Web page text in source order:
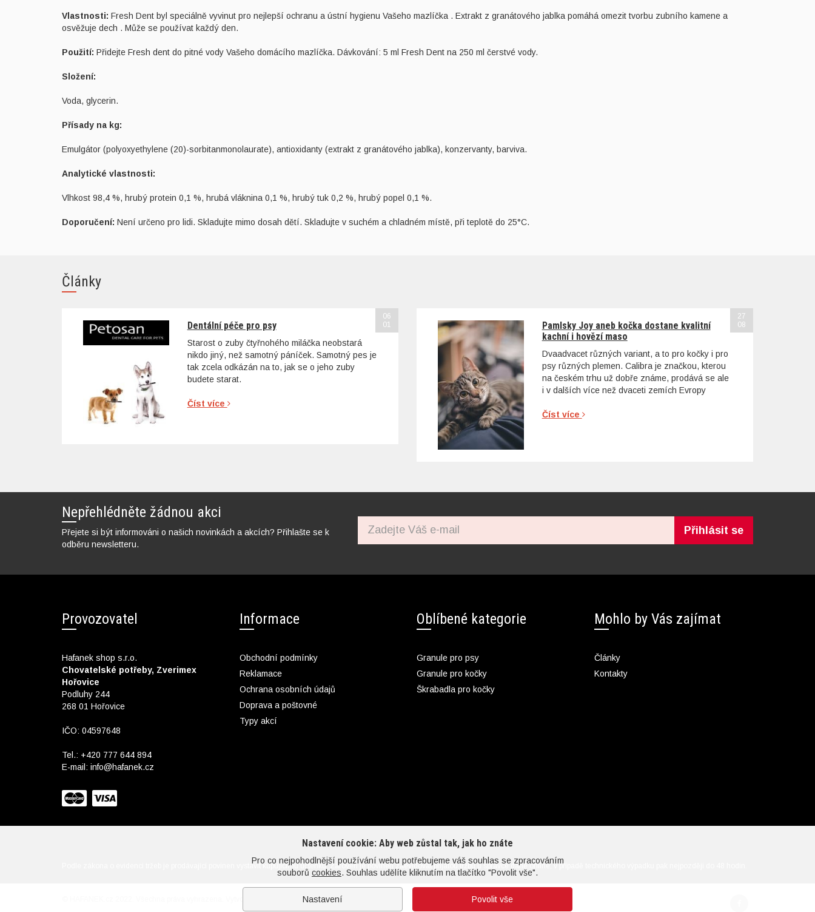
Nastavení cookie: Aby web zůstal tak, jak ho znáte
Pro co nejpohodlnější používání webu potřebujeme váš souhlas se zpracováním
souborů cookies. Souhlas udělíte kliknutím na tlačítko "Povolit vše".
Nastavení Povolit vše
Vlastnosti: Fresh Dent byl speciálně vyvinut pro nejlepší ochranu a ústní hygienu Vašeho mazlíčka . Extrakt z granátového jablka pomáhá omezit tvorbu zubního kamene a
osvěžuje dech . Může se používat každý den.
Použití: Přidejte Fresh dent do pitné vody Vašeho domácího mazlíčka. Dávkování: 5 ml Fresh Dent na 250 ml čerstvé vody.
Složení:
Voda, glycerin.
Přísady na kg:
Emulgátor (polyoxyethylene (20)-sorbitanmonolaurate), antioxidanty (extrakt z granátového jablka), konzervanty, barviva.
Analytické vlastnosti:
Vlhkost 98,4 %, hrubý protein 0,1 %, hrubá vláknina 0,1 %, hrubý tuk 0,2 %, hrubý popel 0,1 %.
Doporučení: Není určeno pro lidi. Skladujte mimo dosah dětí. Skladujte v suchém a chladném místě, při teplotě do 25°C.
Články
Dentální péče pro psy
Starost o zuby čtyřnohého miláčka neobstará
nikdo jiný, než samotný páníček. Samotný pes je
tak zcela odkázán na to, jak se o jeho zuby
budete starat.
Číst více
06
01
Pamlsky Joy aneb kočka dostane kvalitní
kachní i hovězí maso
Dvaadvacet různých variant, a to pro kočky i pro
psy různých plemen. Calibra je značkou, kterou
na českém trhu už dobře známe, prodává se ale
i v dalších více než dvaceti zemích Evropy
Číst více
27
08
Nepřehlédněte žádnou akci
Přejete si být informováni o našich novinkách a akcích? Přihlašte se k
odběru newsletteru.
Přihlásit se
Provozovatel
Hafanek shop s.r.o.
Chovatelské potřeby, Zverimex
Hořovice
Podluhy 244
268 01 Hořovice
IČO: 04597648
Tel.: +420 777 644 894
E-mail: info@hafanek.cz
Informace
Obchodní podmínky
Reklamace
Ochrana osobních údajů
Doprava a poštovné
Typy akcí
Oblíbené kategorie
Granule pro psy
Granule pro kočky
Škrabadla pro kočky
Mohlo by Vás zajímat
Články
Kontakty
Podle zákona o evidenci tržeb je prodávající povinen vystavit kupujícímu účtenku. Zároveň je povinen zaevidovat přijatou tržbu u správce daně online; v případě technického výpadku pak nejpozději do 48 hodin.